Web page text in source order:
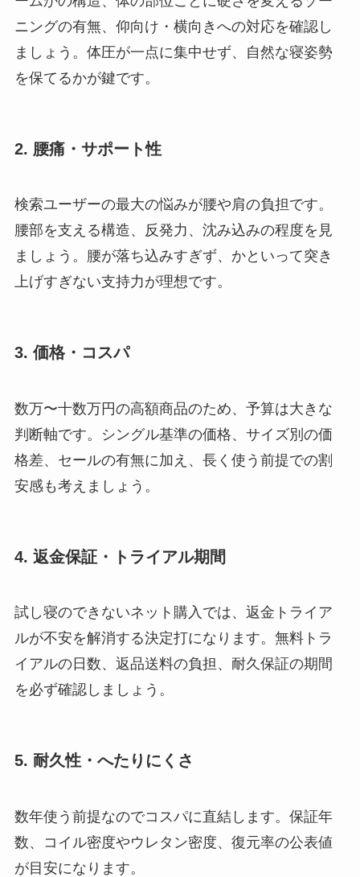
ニングの有無、仰向け・横向きへの対応を確認し
ましょう。体圧が一点に集中せず、自然な寝姿勢
を保てるかが鍵です。
2. 腰痛・サポート性
検索ユーザーの最大の悩みが腰や肩の負担です。
腰部を支える構造、反発力、沈み込みの程度を見
ましょう。腰が落ち込みすぎず、かといって突き
上げすぎない支持力が理想です。
3. 価格・コスパ
数万〜十数万円の高額商品のため、予算は大きな
判断軸です。シングル基準の価格、サイズ別の価
格差、セールの有無に加え、長く使う前提での割
安感も考えましょう。
4. 返金保証・トライアル期間
試し寝のできないネット購入では、返金トライア
ルが不安を解消する決定打になります。無料トラ
イアルの日数、返品送料の負担、耐久保証の期間
を必ず確認しましょう。
5. 耐久性・へたりにくさ
数年使う前提なのでコスパに直結します。保証年
数、コイル密度やウレタン密度、復元率の公表値
が目安になります。